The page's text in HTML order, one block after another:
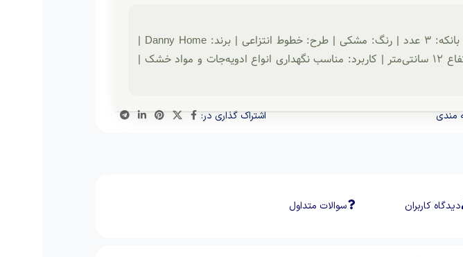
جنس: سرامیک | درب: بامبو | تعداد بانکه: ۳ عدد | رنگ: مشکی | طرح: خطوط انتزاعی | برند: Danny Home |
ابعاد هر بانکه: قطر ۱۰ سانتی‌متر، ارتفاع ۱۲ سانتی‌متر | کاربرد: مناسب نگهداری انواع ادویه‌جات و مواد خشک |
مندی اشتراک گذاری در:
دیدگاه کاربران سوالات متداول